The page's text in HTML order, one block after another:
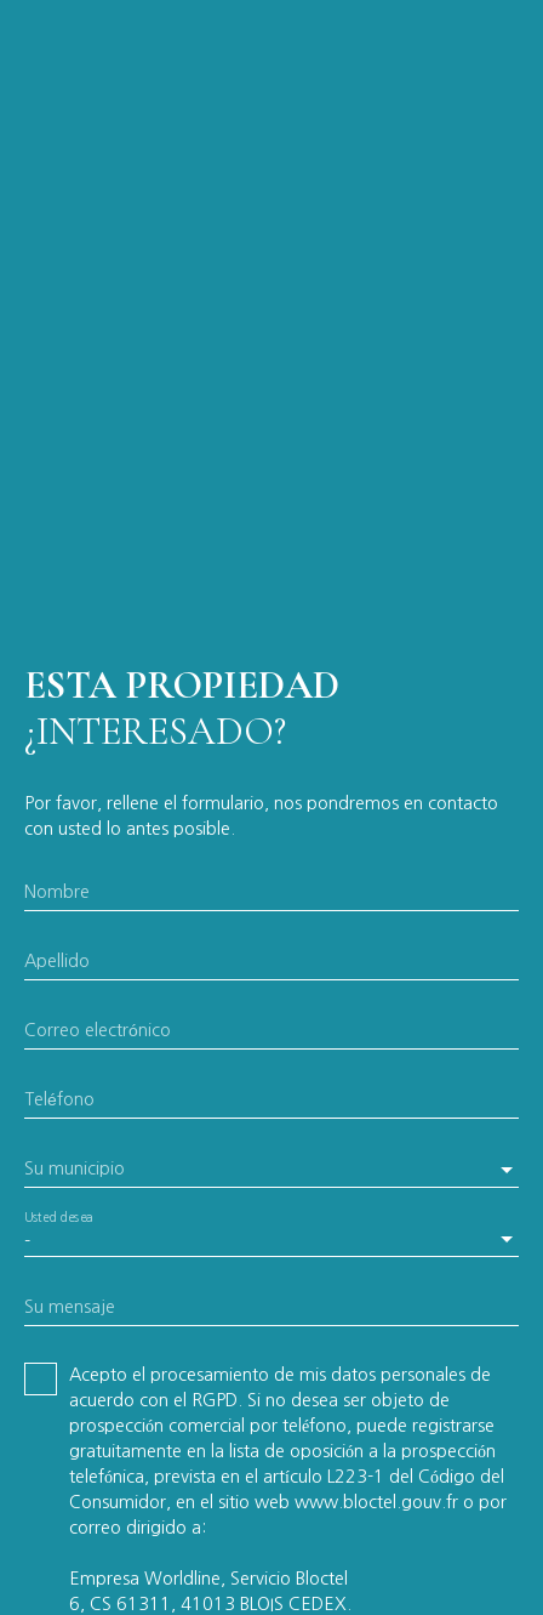
ESTA PROPIEDAD
¿INTERESADO?
Por favor, rellene el formulario, nos pondremos en contacto
con usted lo antes posible.
Nombre
Apellido
Correo electrónico
Teléfono
Su municipio
-
Usted desea
Su mensaje
Acepto el procesamiento de mis datos personales de
acuerdo con el RGPD. Si no desea ser objeto de
prospección comercial por teléfono, puede registrarse
gratuitamente en la lista de oposición a la prospección
telefónica, prevista en el artículo L223-1 del Código del
Consumidor, en el sitio web www.bloctel.gouv.fr o por
correo dirigido a:
Empresa Worldline, Servicio Bloctel
6, CS 61311, 41013 BLOIS CEDEX.